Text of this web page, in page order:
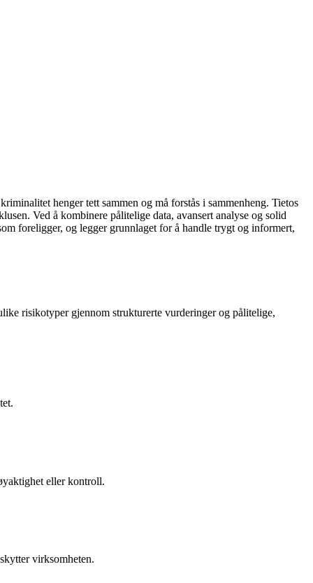
henger tett sammen og må forstås i sammenheng. Tietos
Ved å kombinere pålitelige data, avansert analyse og solid
foreligger, og legger grunnlaget for å handle trygt og informert,
risikotyper gjennom strukturerte vurderinger og pålitelige,
eller kontroll.
virksomheten.